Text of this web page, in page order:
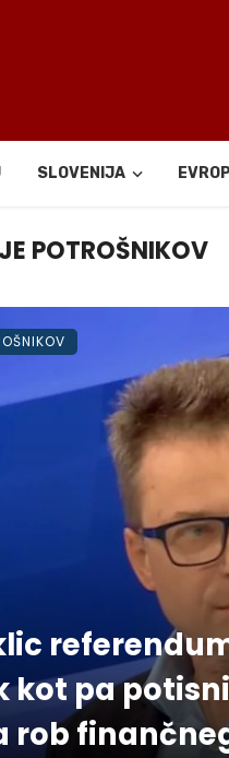
SLOVENIJA
POTROŠNIKOV
kot pa
rob